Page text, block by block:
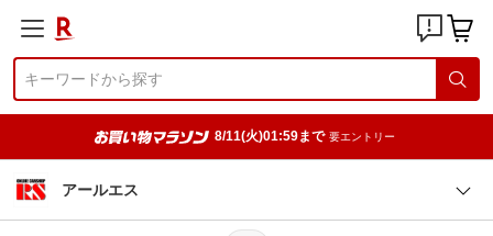
8/11(火)01:59まで 要エントリー
アールエス